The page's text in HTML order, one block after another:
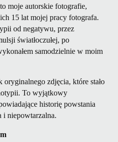
moje autorskie fotografie,
15 lat mojej pracy fotografa.
od negatywu, przez
światłoczułej, po
samodzielnie w moim
oryginalnego zdjęcia, które stało
To wyjątkowy
historię powstania
i niepowtarzalna.